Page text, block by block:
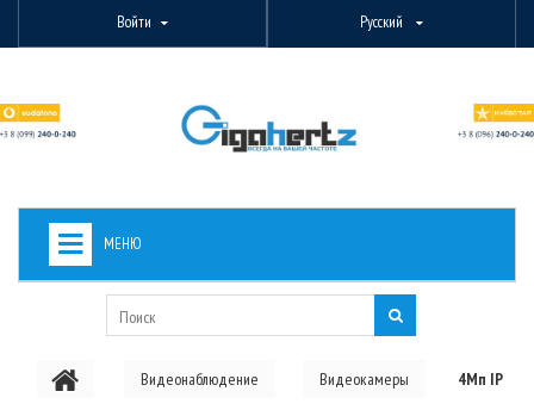
Войти Русский
МЕНЮ
PON ОБОРУДОВАНИЕ
Видеонаблюдение Видеокамеры 4Мп IP